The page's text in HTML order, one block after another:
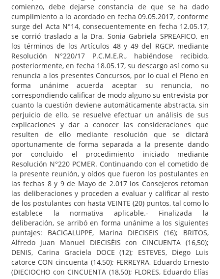
comienzo, debe dejarse constancia de que se ha dado
cumplimiento a lo acordado en fecha 09.05.2017, conforme
surge del Acta N°14, consecuentemente en fecha 12.05.17,
se corrió traslado a la Dra. Sonia Gabriela SPREAFICO, en
los términos de los Artículos 48 y 49 del RGCP, mediante
Resolución N°220/17 P.C.M.E.R., habiéndose recibido,
posteriormente, en fecha 18.05.17, su descargo así como su
renuncia a los presentes Concursos, por lo cual el Pleno en
forma unánime acuerda aceptar su renuncia, no
correspondiendo calificar de modo alguno su entrevista por
cuanto la cuestión deviene automáticamente abstracta, sin
perjuicio de ello, se resuelve efectuar un análisis de sus
explicaciones y dar a conocer las consideraciones que
resulten de ello mediante resolución que se dictará
oportunamente de forma separada a la presente dando
por concluido el procedimiento iniciado mediante
Resolución N°220 PCMER. Continuando con el cometido de
la presente reunión, y oídos que fueron los postulantes en
las fechas 8 y 9 de Mayo de 2.017 los Consejeros retoman
las deliberaciones y proceden a evaluar y calificar al resto
de los postulantes con hasta VEINTE (20) puntos, tal como lo
establece la normativa aplicable.- Finalizada la
deliberación, se arribó en forma unánime a los siguientes
puntajes: BACIGALUPPE, Marina DIECISEIS (16); BRITOS,
Alfredo Juan Manuel DIECISÉIS con CINCUENTA (16,50);
DENIS, Carina Graciela DOCE (12); ESTEVES, Diego Luis
catorce CON cincuenta (14,50); FERREYRA, Eduardo Ernesto
(DIECIOCHO con CINCUENTA (18,50); FLORES, Eduardo Elías